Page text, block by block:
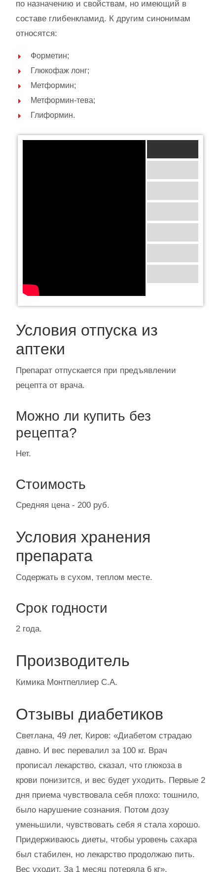
по назначению и свойствам, но имеющий в
составе глибенкламид. К другим синонимам
относятся:
Форметин;
Глюкофаж лонг;
Метформин;
Метформин-тева;
Глиформин.
Условия отпуска из
аптеки
Препарат отпускается при предъявлении
рецепта от врача.
Можно ли купить без
рецепта?
Нет.
Стоимость
Средняя цена - 200 руб.
Условия хранения
препарата
Содержать в сухом, теплом месте.
Срок годности
2 года.
Производитель
Кимика Монтпеллиер С.А.
Отзывы диабетиков
Светлана, 49 лет, Киров: «Диабетом страдаю
давно. И вес перевалил за 100 кг. Врач
прописал лекарство, сказал, что глюкоза в
крови понизится, и вес будет уходить. Первые 2
дня приема чувствовала себя плохо: тошнило,
было нарушение сознания. Потом дозу
уменьшили, чувствовать себя я стала хорошо.
Придерживаюсь диеты, чтобы уровень сахара
был стабилен, но лекарство продолжаю пить.
Вес уходит. За 1 месяц потеряла 6 кг».